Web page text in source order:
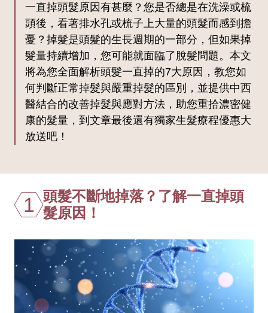
一直掉頭髮原因有甚麼？您是否總是在洗澡或梳
頭後，看著排水孔或梳子上大量的頭髮而感到擔
憂？掉髮是頭髮的生長週期的一部分，但如果掉
髮量持續增加，您可能就面臨了脫髮問題。本文
將為您全面解析頭髮一直掉的7大原因，教您如
何判斷正常掉髮與嚴重掉髮的區別，並提供中西
醫結合的改善掉髮與應對方法，助您重拾濃密健
康的髮量，到文章最後還有獨家生髮療程優惠大
放送吧！
1 頭髮不斷地掉落？了解一直掉頭
髮原因！